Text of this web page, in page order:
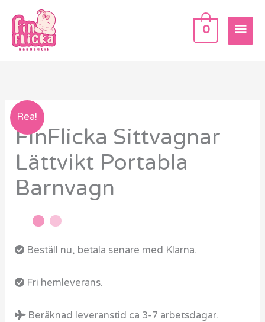
innehåll
0
Rea!
FinFlicka Sittvagnar
Lättvikt Portabla
Barnvagn
Beställ nu, betala senare med Klarna.
Fri hemleverans.
Beräknad leveranstid ca 3-7 arbetsdagar.
FinFlicka
Sittvagnar
Portabla
Barnvagn